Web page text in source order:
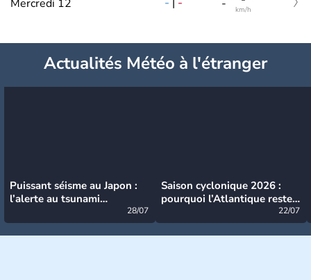
Mercredi 12 - km/h
Actualités Météo à l'étranger
Puissant séisme au Japon :
l’alerte au tsunami
28/07
Saison cyclonique 2026 :
pourquoi l’Atlantique reste
22/07